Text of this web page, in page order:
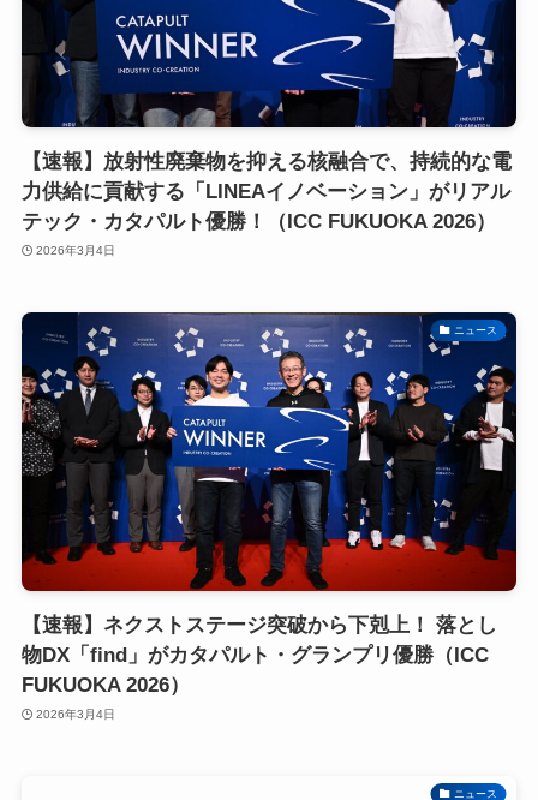
【速報】放射性廃棄物を抑える核融合で、持続的な電
力供給に貢献する「LINEAイノベーション」がリアル
テック・カタパルト優勝！（ICC FUKUOKA 2026）
2026年3月4日
ニュース
【速報】ネクストステージ突破から下剋上！ 落とし
物DX「find」がカタパルト・グランプリ優勝（ICC
FUKUOKA 2026）
2026年3月4日
ニュース